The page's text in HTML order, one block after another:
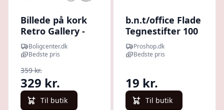
Billede på kork
Retro Gallery -
dekorativ
opslagstavle
60 x 40 cm
Boligcenter.dk
Bedste pris
359 kr.
329 kr.
Til butik
b.n.t/office Flade
Tegnestifter 100
Styk Sort
Proshop.dk
Bedste pris
19 kr.
Til butik